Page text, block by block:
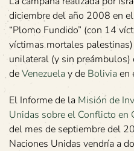
diciembre del año 2008 en
“Plomo Fundido” (con 14
víctimas mortales
unilateral (y sin
deVenezuela y de Bolivia en
El Informe de la Misión de
Unidas sobre el Conflicto en
del mes de septiembre del
Naciones Unidas vendría a